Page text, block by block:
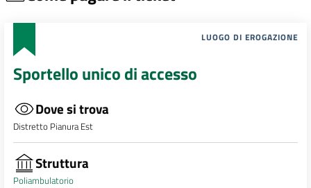
LUOGO DI EROGAZIONE
Sportello unico di accesso
Dove si trova
Distretto Pianura Est
Struttura
Poliambulatorio